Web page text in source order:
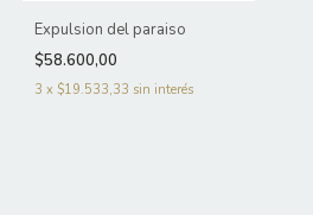
Expulsion del paraiso
$58.600,00
3 x $19.533,33 sin interés